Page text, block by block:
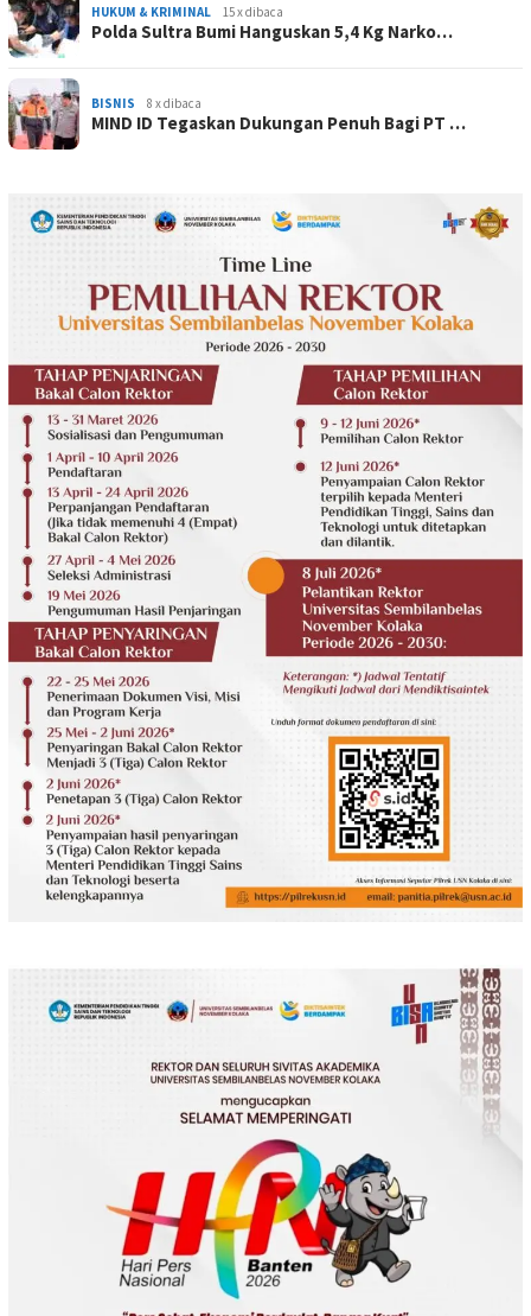
HUKUM & KRIMINAL 15 x dibaca
Polda Sultra Bumi Hanguskan 5,4 Kg Narko…
BISNIS 8 x dibaca
MIND ID Tegaskan Dukungan Penuh Bagi PT …